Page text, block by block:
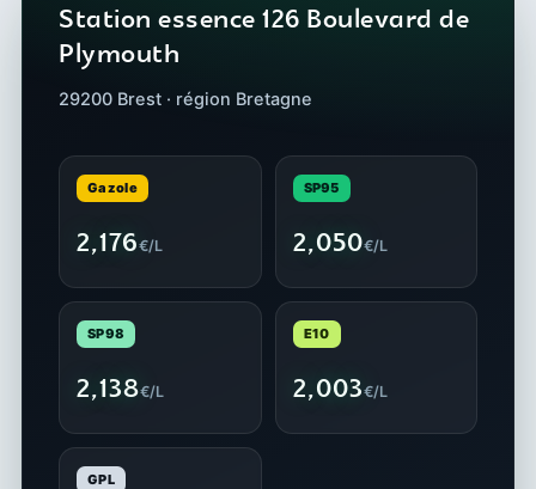
Station essence 126 Boulevard de
Plymouth
29200 Brest · région Bretagne
Gazole
2,176€/L
SP95
2,050€/L
SP98
2,138€/L
E10
2,003€/L
GPL